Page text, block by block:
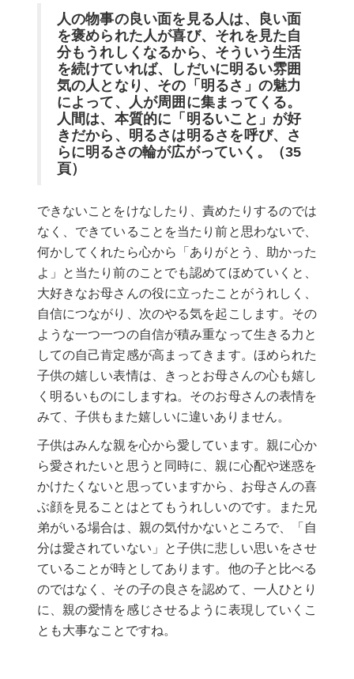
人の物事の良い面を見る人は、良い面
を褒められた人が喜び、それを見た自
分もうれしくなるから、そういう生活
を続けていれば、しだいに明るい雰囲
気の人となり、その「明るさ」の魅力
によって、人が周囲に集まってくる。
人間は、本質的に「明るいこと」が好
きだから、明るさは明るさを呼び、さ
らに明るさの輪が広がっていく。（35
頁）
できないことをけなしたり、責めたりするのでは
なく、できていることを当たり前と思わないで、
何かしてくれたら心から「ありがとう、助かった
よ」と当たり前のことでも認めてほめていくと、
大好きなお母さんの役に立ったことがうれしく、
自信につながり、次のやる気を起こします。その
ような一つ一つの自信が積み重なって生きる力と
しての自己肯定感が高まってきます。ほめられた
子供の嬉しい表情は、きっとお母さんの心も嬉し
く明るいものにしますね。そのお母さんの表情を
みて、子供もまた嬉しいに違いありません。
子供はみんな親を心から愛しています。親に心か
ら愛されたいと思うと同時に、親に心配や迷惑を
かけたくないと思っていますから、お母さんの喜
ぶ顔を見ることはとてもうれしいのです。また兄
弟がいる場合は、親の気付かないところで、「自
分は愛されていない」と子供に悲しい思いをさせ
ていることが時としてあります。他の子と比べる
のではなく、その子の良さを認めて、一人ひとり
に、親の愛情を感じさせるように表現していくこ
とも大事なことですね。